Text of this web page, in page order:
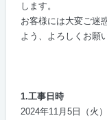
します。
お客様には大変ご迷
よう、よろしくお願
1.工事日時
2024年11月5日（火